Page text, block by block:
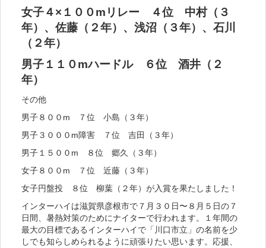
女子４×１００mリレー ４位 中村（３
年）、佐藤（２年）、浅沼（３年）、石川
（２年）
男子１１０mハードル ６位 酒井（２
年）
その他
男子８００m ７位 小島（３年）
男子３０００m障害 ７位 吉田（３年）
男子１５００m ８位 郷久（３年）
女子８００m ７位 近藤（３年）
女子円盤投 ８位 柳葉（２年）が入賞を果たしました！
インターハイは滋賀県彦根市で７月３０日〜８月５日の７
日間、暑熱対策のためにナイターで行われます。１年間の
最大の目標であるインターハイで「川口市立」の名前を少
しでも知らしめられるように頑張りたい思います。応援、